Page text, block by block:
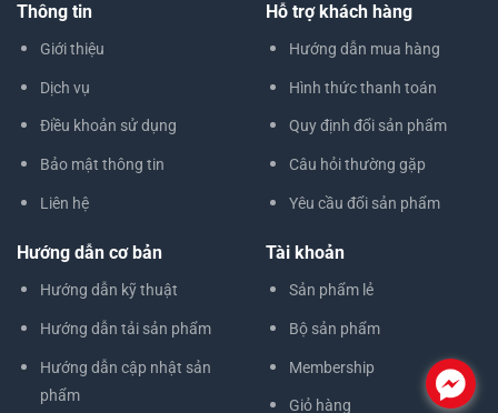
Thông tin
Giới thiệu
Dịch vụ
Điều khoản sử dụng
Bảo mật thông tin
Liên hệ
Hỗ trợ khách hàng
Hướng dẫn mua hàng
Hình thức thanh toán
Quy định đổi sản phẩm
Câu hỏi thường gặp
Yêu cầu đổi sản phẩm
Hướng dẫn cơ bản
Hướng dẫn kỹ thuật
Hướng dẫn tải sản phẩm
Hướng dẫn cập nhật sản
phẩm
Tài khoản
Sản phẩm lẻ
Bộ sản phẩm
Membership
Giỏ hàng
.